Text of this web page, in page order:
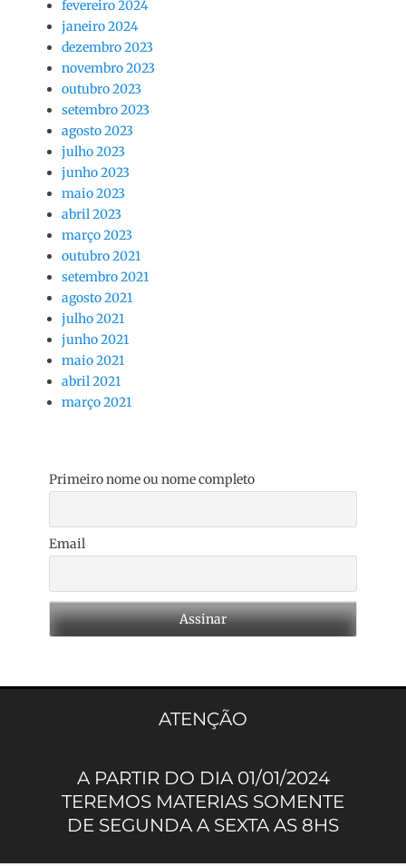
fevereiro 2024
janeiro 2024
dezembro 2023
novembro 2023
outubro 2023
setembro 2023
agosto 2023
julho 2023
junho 2023
maio 2023
abril 2023
março 2023
outubro 2021
setembro 2021
agosto 2021
julho 2021
junho 2021
maio 2021
abril 2021
março 2021
Primeiro nome ou nome completo
Email
ATENÇÃO
A PARTIR DO DIA 01/01/2024
TEREMOS MATERIAS SOMENTE
DE SEGUNDA A SEXTA AS 8HS